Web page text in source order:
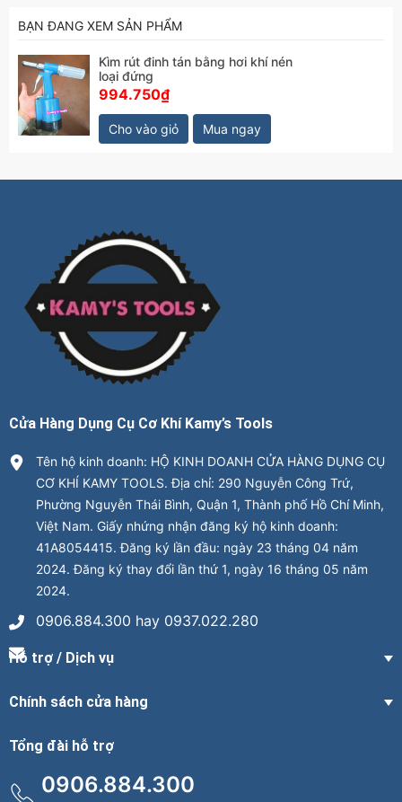
BẠN ĐANG XEM SẢN PHẨM
Kìm rút đinh tán bằng hơi khí nén
loại đứng
994.750₫
Cho vào giỏ Mua ngay
Cửa Hàng Dụng Cụ Cơ Khí Kamy’s Tools
Tên hộ kinh doanh: HỘ KINH DOANH CỬA HÀNG DỤNG CỤ
CƠ KHÍ KAMY TOOLS. Địa chỉ: 290 Nguyễn Công Trứ,
Phường Nguyễn Thái Bình, Quận 1, Thành phố Hồ Chí Minh,
Việt Nam. Giấy nhứng nhận đăng ký hộ kinh doanh:
41A8054415. Đăng ký lần đầu: ngày 23 tháng 04 năm
2024. Đăng ký thay đổi lần thứ 1, ngày 16 tháng 05 năm
2024.
0906.884.300 hay 0937.022.280
Hỗ trợ / Dịch vụ
Chính sách cửa hàng
Tổng đài hỗ trợ
0906.884.300